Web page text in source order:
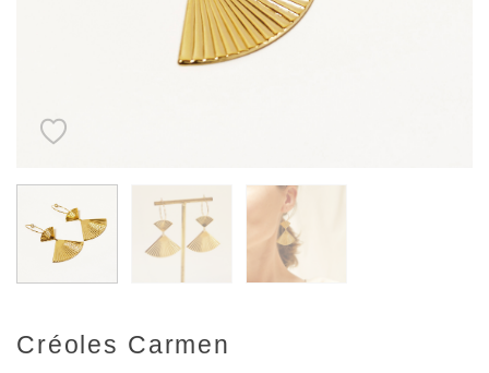
Créoles Carmen